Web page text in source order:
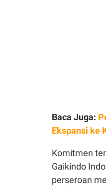
Baca Juga:
Ekspansi ke
Komitmen
Gaikindo
perseroan